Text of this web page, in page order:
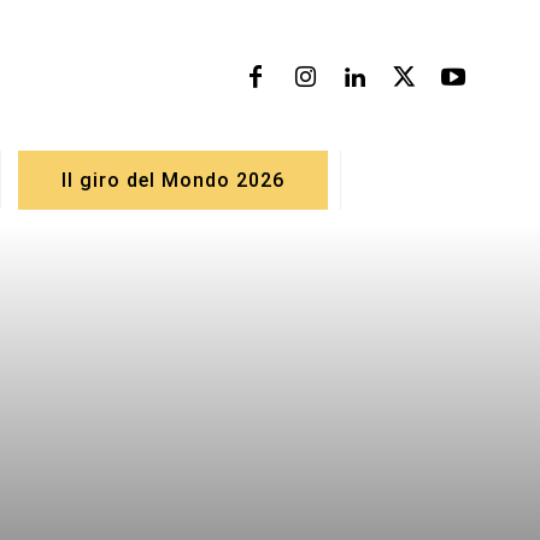
Il giro del Mondo 2026